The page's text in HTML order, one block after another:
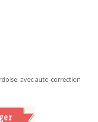
avec auto-correction